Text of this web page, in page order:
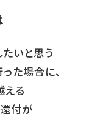
いと思う
た場合に、
る
付が